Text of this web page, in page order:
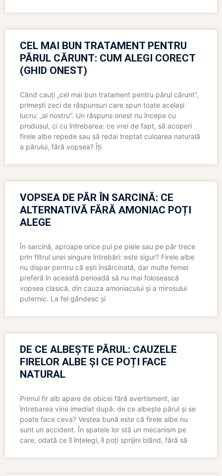
CEL MAI BUN TRATAMENT PENTRU
PĂRUL CĂRUNT: CUM ALEGI CORECT
(GHID ONEST)
Când cauți „cel mai bun tratament pentru părul cărunt”,
primești zeci de răspunsuri care spun toate același
lucru: „al nostru”. Un răspuns onest nu începe cu
produsul, ci cu întrebarea: ce vrei de fapt, să acoperi
firele albe repede sau să redai treptat culoarea naturală
a părului, fără vopsea? Îți
VOPSEA DE PĂR ÎN SARCINĂ: CE
ALTERNATIVĂ FĂRĂ AMONIAC POȚI
ALEGE
În sarcină, aproape orice pui pe piele sau pe păr trece
prin filtrul unei singure întrebări: este sigur? Firele albe
nu dispar pentru că ești însărcinată, dar multe femei
preferă în această perioadă să nu mai folosească
vopsea clasică, din cauza amoniacului și a mirosului
puternic. La fel gândesc și
DE CE ALBEȘTE PĂRUL: CAUZELE
FIRELOR ALBE ȘI CE POȚI FACE
NATURAL
Primul fir alb apare de obicei fără avertisment, iar
întrebarea vine imediat după: de ce albește părul și se
poate face ceva? Vestea bună este că firele albe nu
sunt un accident. În spatele lor stă un mecanism pe
care, odată ce îl înțelegi, îl poți sprijini blând, fără să